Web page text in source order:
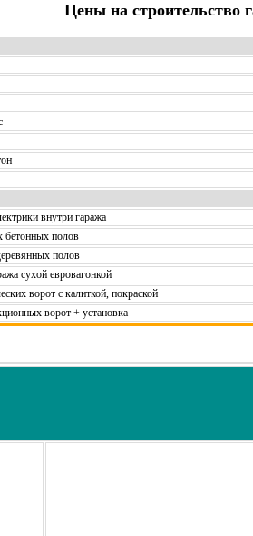
Цены на строительство
внутри гаража
бетонных полов
полов
сухой евровагонкой
ворот с калиткой, покраской
ворот + установка